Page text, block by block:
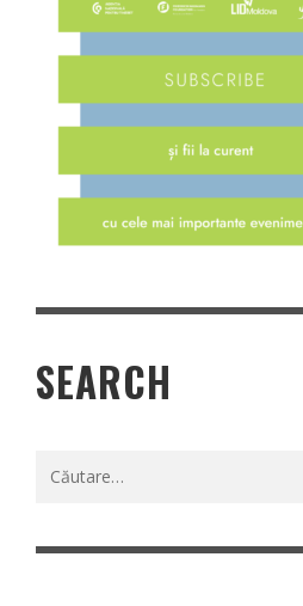
SEARCH